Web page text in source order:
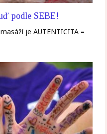
podle SEBE!
je AUTENTICITA =